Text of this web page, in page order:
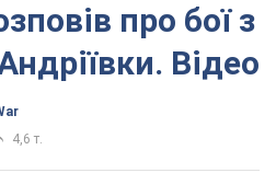
про бої з
Відео
4,6 т.